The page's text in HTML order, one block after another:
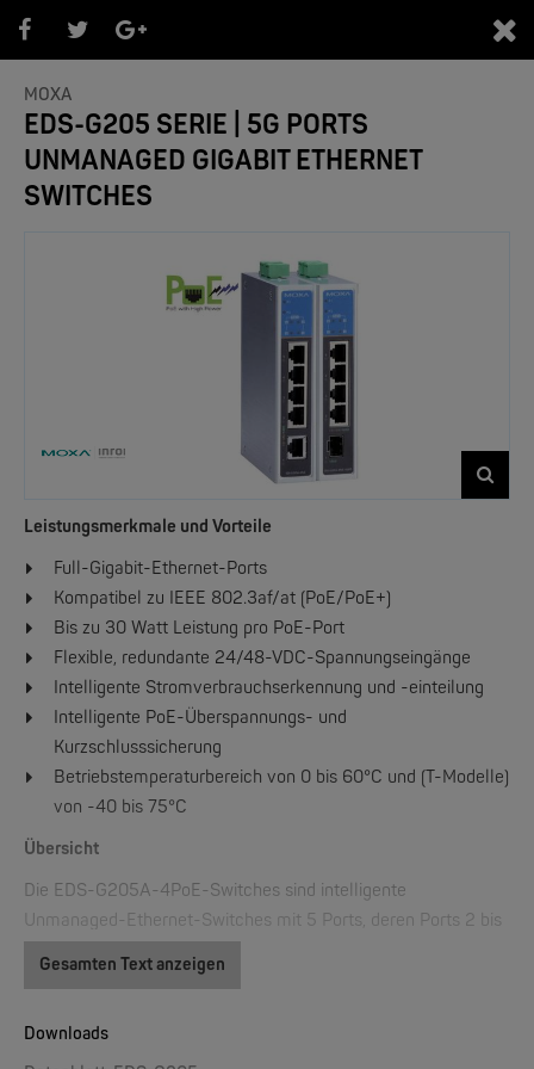
MOXA
EDS-G205 SERIE | 5G PORTS
UNMANAGED GIGABIT ETHERNET
SWITCHES
Leistungsmerkmale und Vorteile
Full-Gigabit-Ethernet-Ports
Kompatibel zu IEEE 802.3af/at (PoE/PoE+)
Bis zu 30 Watt Leistung pro PoE-Port
Flexible, redundante 24/48-VDC-Spannungseingänge
Intelligente Stromverbrauchserkennung und -einteilung
Intelligente PoE-Überspannungs- und
Kurzschlusssicherung
Betriebstemperaturbereich von 0 bis 60°C und (T-Modelle)
von -40 bis 75°C
Übersicht
Die EDS-G205A-4PoE-Switches sind intelligente
Unmanaged-Ethernet-Switches mit 5 Ports, deren Ports 2 bis
Power Source Equipment (PSE) klassifiziert und ermöglichen,
Stromversorgung. Sie stellen dabei bis zu 30 Watt Leistung
Gesamten Text anzeigen
Downloads
PRODUKTEÜBERSICHT
W&T
Web-IO 4.0 Digital Logger 16xIn/Out
W&T
WLAN-Thermometer 1x Pt100